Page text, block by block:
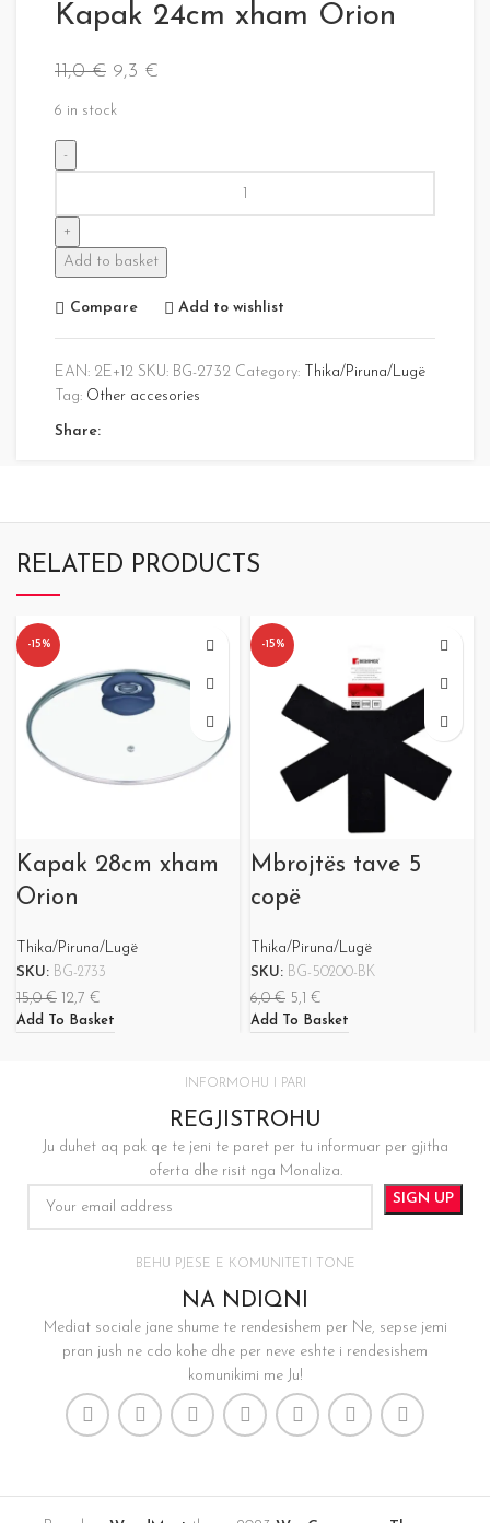
Kapak 24cm xham Orion
11,0€ 9,3 €
6 in stock
Add to basket
Compare Add to wishlist
EAN: 2E+12 SKU: BG-2732 Category: Thika/Piruna/Lugë
Tag: Other accesories
Share:
RELATED PRODUCTS
-15%
Kapak 28cm xham
Orion
Thika/Piruna/Lugë
SKU: BG-2733
15,0€ 12,7 €
Add To Basket
-15%
Mbrojtës tave 5
copë
Thika/Piruna/Lugë
SKU: BG-50200-BK
6,0€ 5,1 €
Add To Basket
INFORMOHU I PARI
REGJISTROHU
Ju duhet aq pak qe te jeni te paret per tu informuar per gjitha
oferta dhe risit nga Monaliza.
BEHU PJESE E KOMUNITETI TONE
NA NDIQNI
Mediat sociale jane shume te rendesishem per Ne, sepse jemi
pran jush ne cdo kohe dhe per neve eshte i rendesishem
komunikimi me Ju!